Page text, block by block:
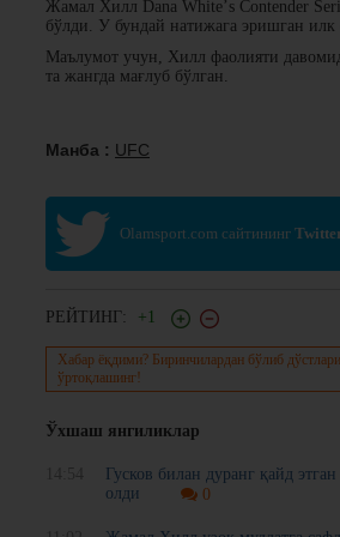
Жамал Хилл Dana Whiteʼs Contender
бўлди. У бундай натижага эришган илк
Маълумот учун, Хилл фаолияти
та жангда мағлуб бўлган.
Манба : UFC
Olamsport.com сайтининг
РЕЙТИНГ: +1
Хабар ёқдими? Биринчилардан бўлиб
ўртоқлашинг!
Ўхшаш янгиликлар
Гусков билан дуранг қайд
олди
0